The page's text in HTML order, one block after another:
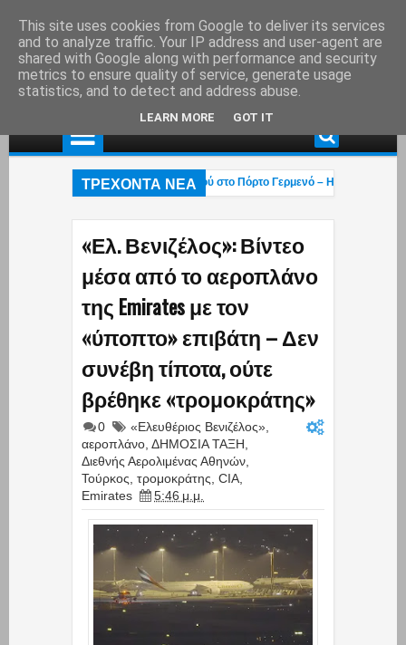
ΤΡΕΧΟΝΤΑ ΝΕΑ
Στάχτη το εξοχικό του ηθοποιού στο Πόρτο Γερμενό – Η ανάρτηση του
«Ελ. Βενιζέλος»: Βίντεο
μέσα από το αεροπλάνο
της Emirates με τον
«ύποπτο» επιβάτη – Δεν
συνέβη τίποτα, ούτε
βρέθηκε «τρομοκράτης»
0 «Ελευθέριος Βενιζέλος»
αεροπλάνο ΔΗΜΟΣΙΑ ΤΑΞΗ
Διεθνής Αερολιμένας Αθηνών
Τούρκος τρομοκράτης CIA
Emirates
5:46 μ.μ.
This site uses cookies from Google to deliver its services
and to analyze traffic. Your IP address and user-agent are
shared with Google along with performance and security
metrics to ensure quality of service, generate usage
statistics, and to detect and address abuse.
LEARN MORE GOT IT